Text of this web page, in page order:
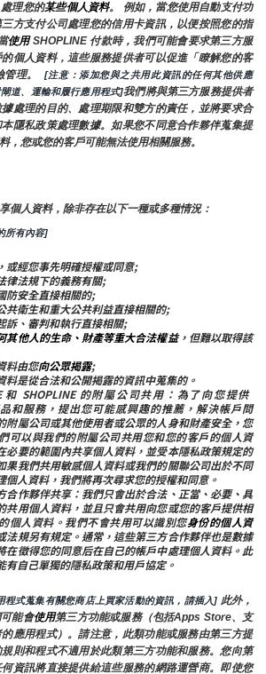
處理您的某些個人資料。 例如，當您使用自動支付功
方支付公司處理您的信用卡資訊，以便按照您的指
使用 SHOPLINE 付款時，我們可能會要求第三方服
個人資料，這些服務提供者可以促進「瞭解您的客
理。
[注意：添加您與之共用此資訊的任何其他供應
道、運輸和履行應用程式]我們將與第三方服務提供者
處理的目的、處理期限和雙方的責任，並將要求合
隱私政策處理數據。如果您不同意合作夥伴蒐集提
，您或您的客戶可能無法使用相關服務。
個人資料，除非存在以下一種或多種情況：
所有內容]
或經您事先明確授權或同意;
律法規下的義務有關;
防安全直接相關的;
共衛生和重大公共利益直接相關的;
訴、審判和執行直接相關;
其他人的生命、財產等重大合法權益，但難以取得該
料由您向公眾揭露;
料是從合法和公開揭露的資訊中蒐集的。
和 SHOPLINE 的附屬公司共用：為了向您提供
品和服務，提出您可能感興趣的推薦，解決帳戶問
附屬公司或其他使用者或公眾的人身和財產安全，您
可以與我們的附屬公司共用您和您的客戶的個人資
必要的範圍內共享個人資料，並受本隱私政策規定的
果我們共用敏感個人資料或我們的關聯公司出於不同
個人資料，我們將再次尋求您的授權和同意。
合作夥伴共享：我們只會出於合法、正當、必要、具
共用個人資料，並且只會共用向您或您的客戶提供相
個人資料。我們不會共用可以識別您身份的個人資
法規另有規定。通常，這些第三方合作夥伴也是數據
在徵得您的同意后在自己的帳戶中處理個人資料。此
有自己單獨的隱私政策和用戶協定。
程式蒐集有關您商店上買家活動的資訊，請插入] 此外，
能會使用第三方功能或服務（包括Apps Store、支
應用程式）。請注意，此類功能或服務由第三方提
則和程式不適用於此類第三方功能和服務。您向第
資訊將直接提供給這些服務的網路運營商。即使您